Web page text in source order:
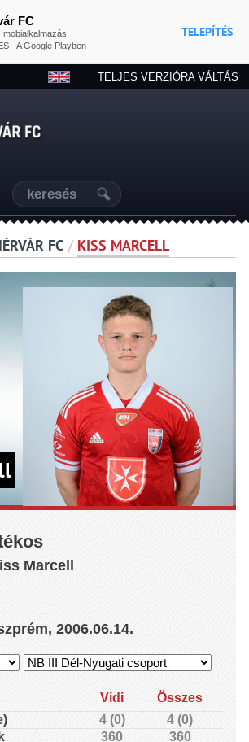
FC
mobialkalmazás
- A Google Playben
TELEPÍTÉS
TELJES VERZIÓRA VÁLTÁS
FC / KISS MARCELL
Marcell
2006.06.14.
Vidi
Összes
4 (0)
4 (0)
360
360